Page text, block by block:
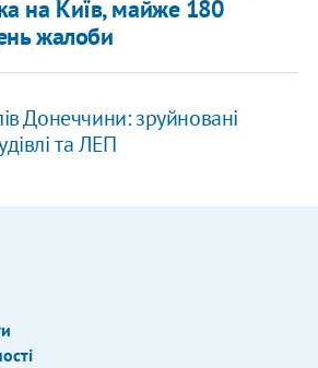
на Київ, майже 180
жалоби
Донеччини: зруйновані
та ЛЕП